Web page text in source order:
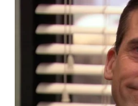
TOBA
WN
NIAS
WN
LANGKAT